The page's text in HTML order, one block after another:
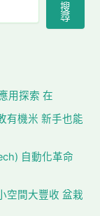
搜
尋
用探索 在
有機米 新手也能
自動化革命
空間大豐收 盆栽